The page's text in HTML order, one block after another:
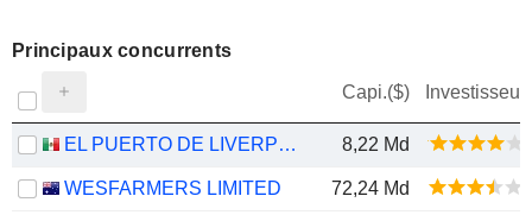
Principaux concurrents
Capi.($) Investisseur
EL PUERTO DE LIVERPOOL, S.A.B. DE C.V. 8,22 Md
WESFARMERS LIMITED 72,24 Md